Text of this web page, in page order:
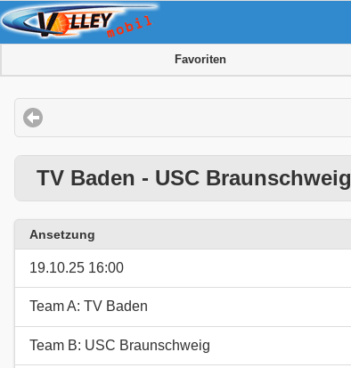
Favoriten
TV Baden - USC Braunschweig
Ansetzung
19.10.25 16:00
Team A: TV Baden
Team B: USC Braunschweig